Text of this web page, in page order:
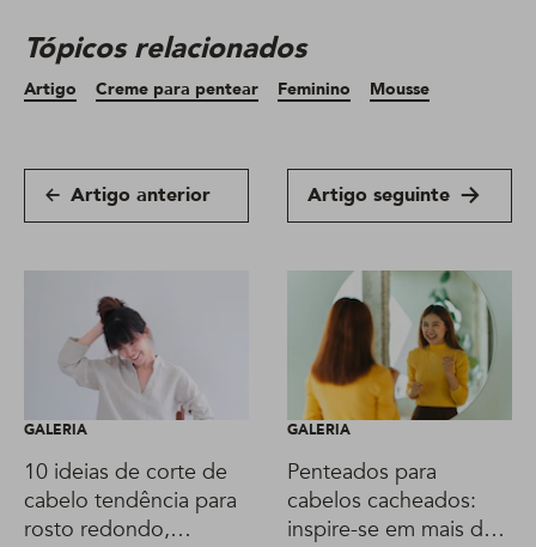
Tópicos relacionados
Artigo Creme para pentear Feminino Mousse
Artigo anterior Artigo seguinte
GALERIA
10 ideias de corte de
cabelo tendência para
rosto redondo,
GALERIA
Penteados para
cabelos cacheados:
inspire-se em mais de